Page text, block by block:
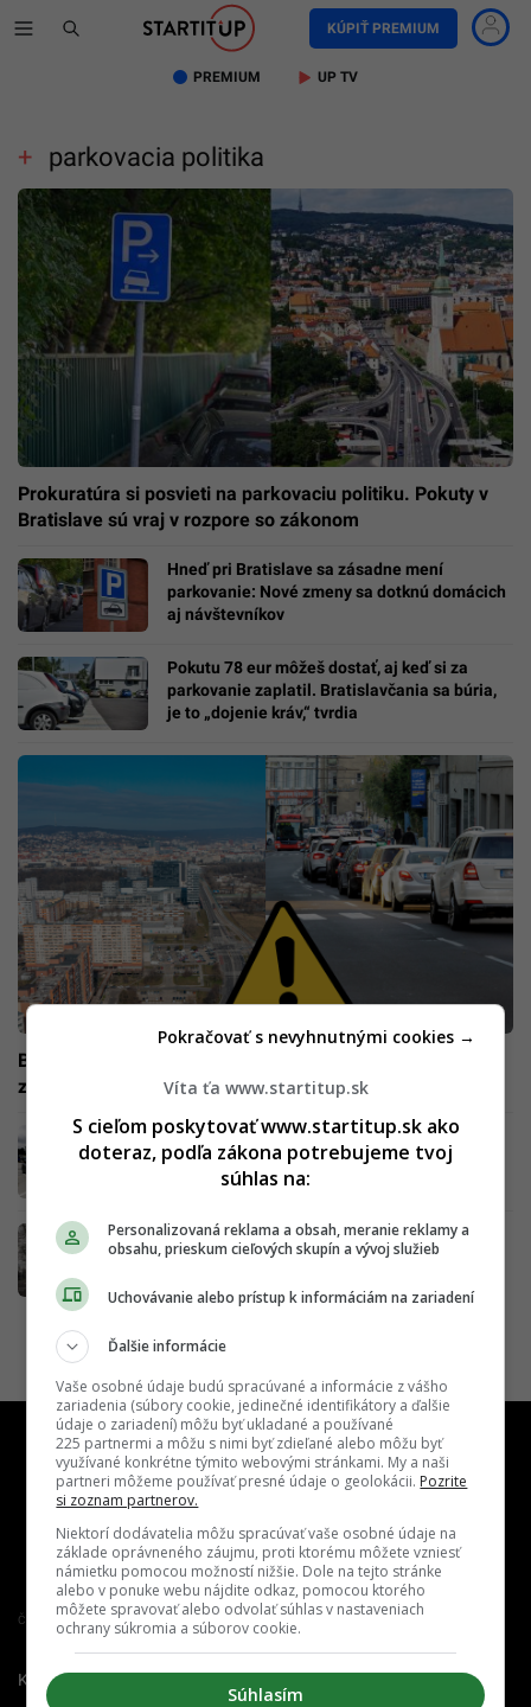
KÚPIŤ PREMIUM
PREMIUM UP TV
parkovacia politika
Prokuratúra si posvieti na parkovaciu politiku. Pokuty v
Bratislave sú vraj v rozpore so zákonom
Hneď pri Bratislave sa zásadne mení
parkovanie: Nové zmeny sa dotknú domácich
aj návštevníkov
Pokutu 78 eur môžeš dostať, aj keď si za
parkovanie zaplatil. Bratislavčania sa búria,
je to „dojenie kráv,“ tvrdia
Bratislava pripravuje veľké zmeny v doprave. Chce nimi
zabrániť znečisťovaniu ovzdušia
Nový parkovací systém ťa vie pripraviť aj o
600 eur. Slovenské mesto zavádza drsnú
parkovaciu politiku
Už v pondelok čakajú Bratislavu veľké zmeny
v parkovaní. Kontroly zón PAAS budú prísne
Člen združenia IAB Slovakia
Kontakt
Víta ťa www.startitup.sk
S cieľom poskytovať www.startitup.sk ako
doteraz, podľa zákona potrebujeme tvoj
súhlas na:
Personalizovaná reklama a obsah, meranie reklamy a
obsahu, prieskum cieľových skupín a vývoj služieb
Uchovávanie alebo prístup k informáciám na zariadení
Ďalšie informácie
Vaše osobné údaje budú spracúvané a informácie z vášho
zariadenia (súbory cookie, jedinečné identifikátory a ďalšie
údaje o zariadení) môžu byť ukladané a používané
225 partnermi a môžu s nimi byť zdieľané alebo môžu byť
využívané konkrétne týmito webovými stránkami. My a naši
partneri môžeme používať presné údaje o geolokácii. Pozrite
si zoznam partnerov.
Niektorí dodávatelia môžu spracúvať vaše osobné údaje na
základe oprávneného záujmu, proti ktorému môžete vzniesť
námietku pomocou možností nižšie. Dole na tejto stránke
alebo v ponuke webu nájdite odkaz, pomocou ktorého
môžete spravovať alebo odvolať súhlas v nastaveniach
ochrany súkromia a súborov cookie.
Súhlasím
Pokračovať s nevyhnutnými cookies →